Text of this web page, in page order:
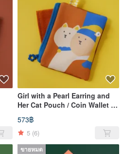
Girl with a Pearl Earring and
Her Cat Pouch / Coin Wallet /
Card Holder
573฿
5 (6)
ขายหมด